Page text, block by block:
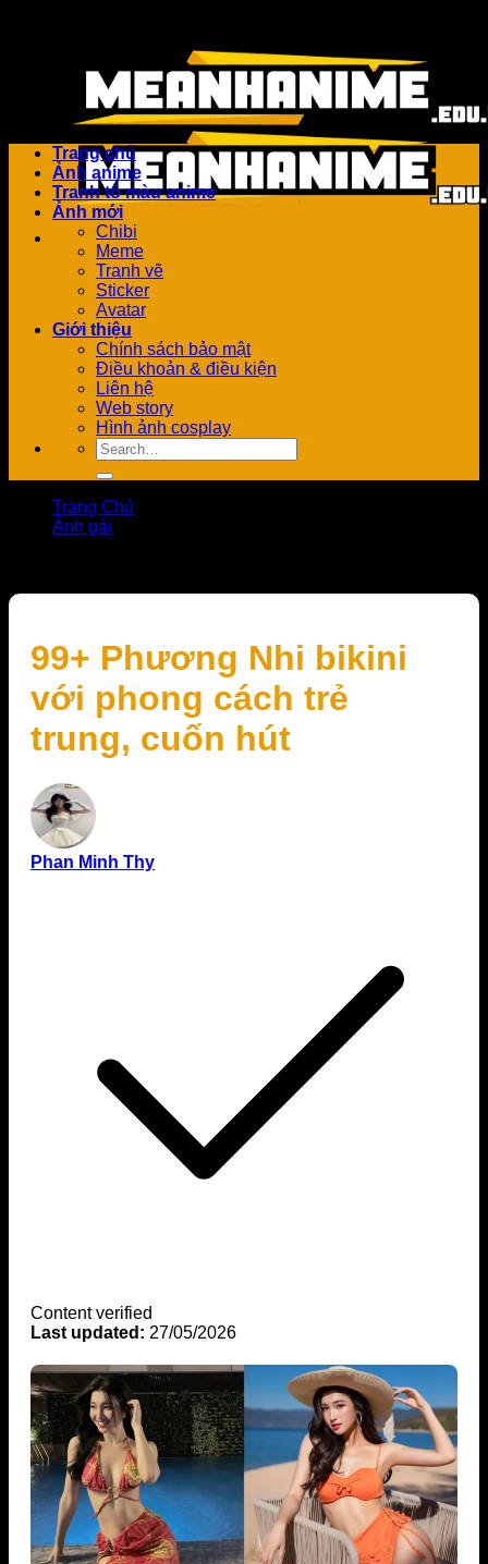
Trang chủ
Ảnh anime
Tranh tô màu anime
Ảnh mới
Chibi
Meme
Tranh vẽ
Sticker
Avatar
Giới thiệu
Chính sách bảo mật
Điều khoản & điều kiện
Liên hệ
Web story
Hình ảnh cosplay
Trang Chủ
Ảnh gái
99+ Phương Nhi bikini
với phong cách trẻ
trung, cuốn hút
Phan Minh Thy
Content verified
Last updated: 27/05/2026